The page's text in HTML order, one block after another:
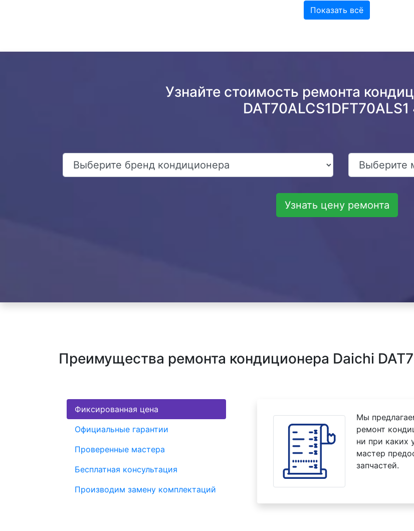
Показать всё
Узнайте стоимость ремонта
DAT70ALCS1DFT70ALS1
Узнать цену ремонта
Преимущества ремонта кондиционера Daichi
Фиксированная цена
Официальные гарантии
Проверенные мастера
Бесплатная консультация
Производим замену комплектаций
Мы
ремонт
ни при каких
мастер
запчастей.